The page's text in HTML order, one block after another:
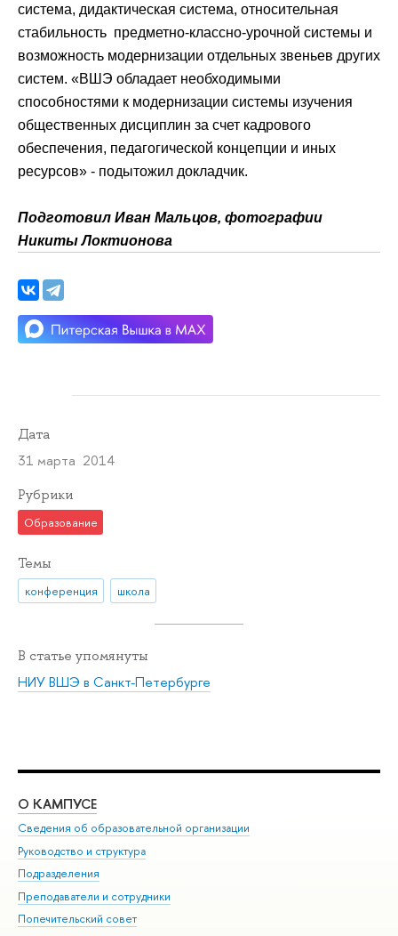
система, дидактическая система, относительная
стабильность предметно-классно-урочной системы и
возможность модернизации отдельных звеньев других
систем. «ВШЭ обладает необходимыми
способностями к модернизации системы изучения
общественных дисциплин за счет кадрового
обеспечения, педагогической концепции и иных
ресурсов» - подытожил докладчик.
Подготовил Иван Мальцов, фотографии
Никиты Локтионова
Дата
31 марта 2014
Рубрики
Образование
Темы
конференция школа
В статье упомянуты
НИУ ВШЭ в Санкт-Петербурге
О КАМПУСЕ
Сведения об образовательной организации
Руководство и структура
Подразделения
Преподаватели и сотрудники
Попечительский совет